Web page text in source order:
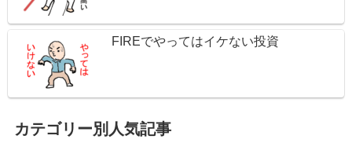
FIREでやってはイケない投資
カテゴリー別人気記事